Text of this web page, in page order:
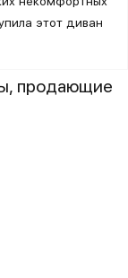
этот диван
продающие